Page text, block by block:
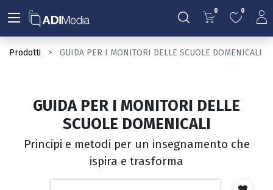
0 0
Prodotti GUIDA PER I MONITORI DELLE SCUOLE DOMENICALI
GUIDA PER I MONITORI DELLE
SCUOLE DOMENICALI
Principi e metodi per un insegnamento che
ispira e trasforma